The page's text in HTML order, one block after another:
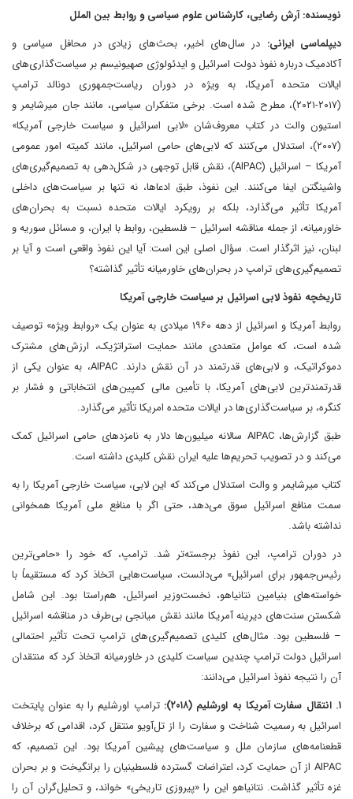
نویسنده: آرش رضایی، کارشناس علوم سیاسی و روابط بین الملل
دیپلماسی ایرانی: در سال‌های اخیر، بحث‌های زیادی در محافل سیاسی و
آکادمیک درباره نفوذ دولت اسرائیل و ایدئولوژی صهیونیسم بر سیاست‌گذاری‌های
ایالات متحده آمریکا، به ویژه در دوران ریاست‌جمهوری دونالد ترامپ
(۲۰۱۷-۲۰۲۱)، مطرح شده است. برخی متفکران سیاسی، مانند جان میرشایمر و
استیون والت در کتاب معروف‌شان «لابی اسرائیل و سیاست خارجی آمریکا»
(۲۰۰۷)، استدلال می‌کنند که لابی‌های حامی اسرائیل، مانند کمیته امور عمومی
آمریکا – اسرائیل (AIPAC)، نقش قابل توجهی در شکل‌دهی به تصمیم‌گیری‌های
واشینگتن ایفا می‌کنند. این نفوذ، طبق ادعاها، نه تنها بر سیاست‌های داخلی
آمریکا تأثیر می‌گذارد، بلکه بر رویکرد ایالات متحده نسبت به بحران‌های
خاورمیانه، از جمله مناقشه اسرائیل – فلسطین، روابط با ایران، و مسائل سوریه و
لبنان، نیز اثرگذار است. سؤال اصلی این است: آیا این نفوذ واقعی است و آیا بر
تصمیم‌گیری‌های ترامپ در بحران‌های خاورمیانه تأثیر گذاشته؟
تاریخچه نفوذ لابی اسرائیل بر سیاست خارجی آمریکا
روابط آمریکا و اسرائیل از دهه ۱۹۶۰ میلادی به عنوان یک «روابط ویژه» توصیف
شده است، که عوامل متعددی مانند حمایت استراتژیک، ارزش‌های مشترک
دموکراتیک، و لابی‌های قدرتمند در آن نقش دارند. AIPAC، به عنوان یکی از
قدرتمندترین لابی‌های آمریکا، با تأمین مالی کمپین‌های انتخاباتی و فشار بر
کنگره، بر سیاست‌گذاری‌ها در ایالات متحده امریکا تأثیر می‌گذارد.
طبق گزارش‌ها، AIPAC سالانه میلیون‌ها دلار به نامزدهای حامی اسرائیل کمک
می‌کند و در تصویب تحریم‌ها علیه ایران نقش کلیدی داشته است.
کتاب میرشایمر و والت استدلال می‌کند که این لابی، سیاست خارجی آمریکا را به
سمت منافع اسرائیل سوق می‌دهد، حتی اگر با منافع ملی آمریکا همخوانی
نداشته باشد.
در دوران ترامپ، این نفوذ برجسته‌تر شد. ترامپ، که خود را «حامی‌ترین
رئیس‌جمهور برای اسرائیل» می‌دانست، سیاست‌هایی اتخاذ کرد که مستقیماً با
خواسته‌های بنیامین نتانیاهو، نخست‌وزیر اسرائیل، هم‌راستا بود. این شامل
شکستن سنت‌های دیرینه آمریکا مانند نقش میانجی بی‌طرف در مناقشه اسرائیل
– فلسطین بود. مثال‌های کلیدی تصمیم‌گیری‌های ترامپ تحت تأثیر احتمالی
اسرائیل دولت ترامپ چندین سیاست کلیدی در خاورمیانه اتخاذ کرد که منتقدان
آن را نتیجه نفوذ اسرائیل می‌دانند:
۱. انتقال سفارت آمریکا به اورشلیم (۲۰۱۸):
ترامپ اورشلیم را به عنوان پایتخت
اسرائیل به رسمیت شناخت و سفارت را از تل‌آویو منتقل کرد، اقدامی که برخلاف
قطعنامه‌های سازمان ملل و سیاست‌های پیشین آمریکا بود. این تصمیم، که
AIPAC از آن حمایت کرد، اعتراضات گسترده فلسطینیان را برانگیخت و بر بحران
غزه تأثیر گذاشت. نتانیاهو این را «پیروزی تاریخی» خواند، و تحلیل‌گران آن را